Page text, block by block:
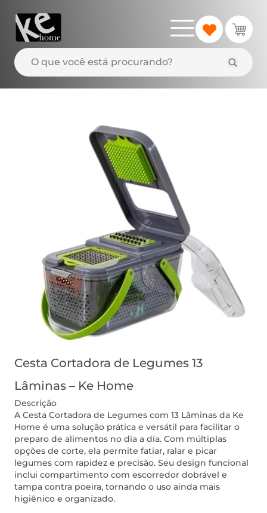
Cesta Cortadora de Legumes 13
Lâminas – Ke Home
Descrição
A Cesta Cortadora de Legumes com 13 Lâminas da Ke
Home é uma solução prática e versátil para facilitar o
preparo de alimentos no dia a dia. Com múltiplas
opções de corte, ela permite fatiar, ralar e picar
legumes com rapidez e precisão. Seu design funcional
inclui compartimento com escorredor dobrável e
tampa contra poeira, tornando o uso ainda mais
higiênico e organizado.